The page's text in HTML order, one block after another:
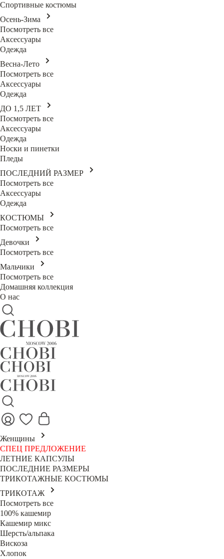
Спортивные костюмы
Осень-Зима
Посмотреть все
Аксессуары
Одежда
Весна-Лето
Посмотреть все
Аксессуары
Одежда
ДО 1,5 ЛЕТ
Посмотреть все
Аксессуары
Одежда
Носки и пинетки
Пледы
ПОСЛЕДНИЙ РАЗМЕР
Посмотреть все
Аксессуары
Одежда
КОСТЮМЫ
Посмотреть все
Девочки
Посмотреть все
Мальчики
Посмотреть все
Домашняя коллекция
О нас
Женщины
СПЕЦ ПРЕДЛОЖЕНИЕ
ЛЕТНИЕ КАПСУЛЫ
ПОСЛЕДНИЕ РАЗМЕРЫ
ТРИКОТАЖНЫЕ КОСТЮМЫ
ТРИКОТАЖ
Посмотреть все
100% кашемир
Кашемир микс
Шерсть/альпака
Вискоза
Хлопок